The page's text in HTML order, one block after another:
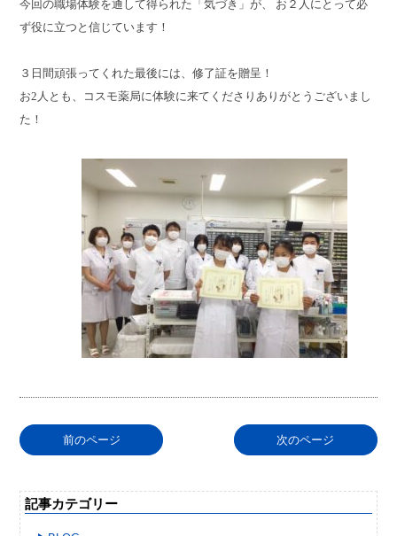
今回の職場体験を通して得られた「気づき」が、 お２人にとって必
ず役に立つと信じています！
３日間頑張ってくれた最後には、修了証を贈呈！
お2人とも、コスモ薬局に体験に来てくださりありがとうございまし
た！
前のページ 次のページ
記事カテゴリー